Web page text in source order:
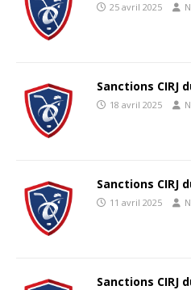
25 avril 2025
Sanctions CIRJ
18 avril 2025
Sanctions CIRJ
11 avril 2025
Sanctions CIRJ